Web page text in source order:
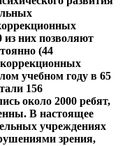
из них позволяют
(44
учебном году в 65
156
около 2000 ребят,
В настоящее
учреждениях
зрения,